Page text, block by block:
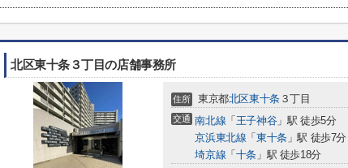
北区東十条３丁目の店舗事務所
住所 東京都北区東十条３丁目
交通 南北線 「 王子神谷」駅 徒歩5分
京浜東北線 「 東十条」駅 徒歩7分
埼京線 「 十条 」駅 徒歩18分